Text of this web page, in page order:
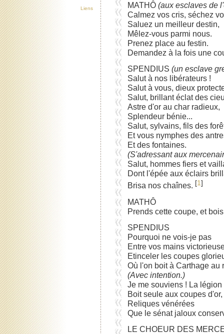
MATHÔ (aux esclaves de
Calmez vos cris, séchez
Saluez un meilleur destin,
Mêlez-vous parmi nous.
Prenez place au festin.
Demandez à la fois une
SPENDIUS (un esclave
Salut à nos libérateurs !
Salut à vous, dieux
Salut, brillant éclat des
Astre d'or au char radieux,
Splendeur bénie...
Salut, sylvains, fils des
Et vous nymphes des
Et des fontaines.
(S'adressant aux
Salut, hommes fiers et
Dont l'épée aux éclairs
Brisa nos chaînes. [1]
MATHÔ
Prends cette coupe, et
SPENDIUS
Pourquoi ne vois-je pas
Entre vos mains
Etinceler les coupes
Où l'on boit à Carthage au
(Avec intention.)
Je me souviens ! La légion
Boit seule aux coupes d'or,
Reliques vénérées
Que le sénat jaloux
LE CHOEUR DES
Liens